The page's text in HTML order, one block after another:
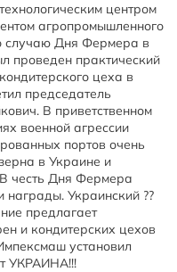
центром
агропромышленного
случаю Дня Фермера в
проведен практический
цеха в
председатель
В приветственном
военной агрессии
портов очень
в Украине и
честь Дня Фермера
награды. Украинский ??
предлагает
и кондитерских цехов
установил
УКРАИНА!!!